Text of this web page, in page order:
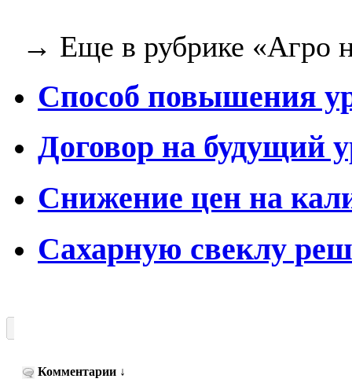
→ Еще в рубрике «Агро
Способ повышения
Договор на будущий
Cнижение цен на
Сахарную свеклу
Комментарии ↓